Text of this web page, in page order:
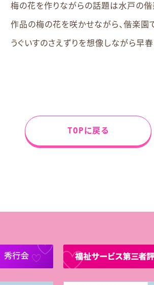
梅の花を作りながらの話題は水戸の偕
作品の梅の花を咲かせながら、偕楽園
うぐいすのさえずりを想像しながら早
TOPに戻る